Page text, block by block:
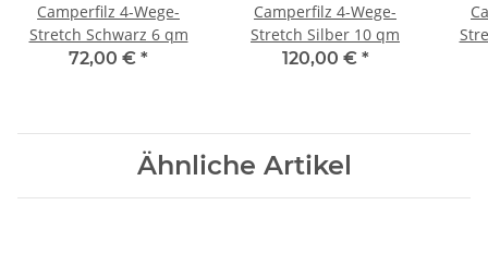
Camperfilz 4-Wege-
Stretch Schwarz 6 qm
72,00 € *
Camperfilz 4-Wege-
Stretch Silber 10 qm
120,00 € *
Ähnliche Artikel